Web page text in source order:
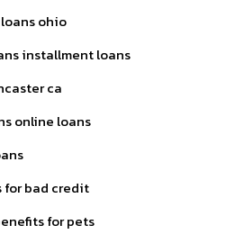
ohio
installment loans
ca
online loans
for bad credit
for pets